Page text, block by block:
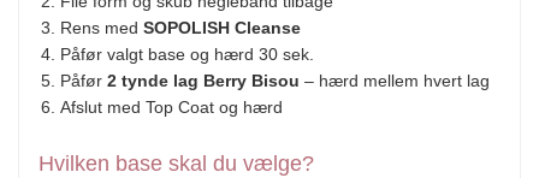
Rens med SOPOLISH Cleanse
Påfør valgt base og hærd 30 sek.
Påfør 2 tynde lag Berry Bisou – hærd mellem hvert lag
Afslut med Top Coat og hærd
Hvilken base skal du vælge?